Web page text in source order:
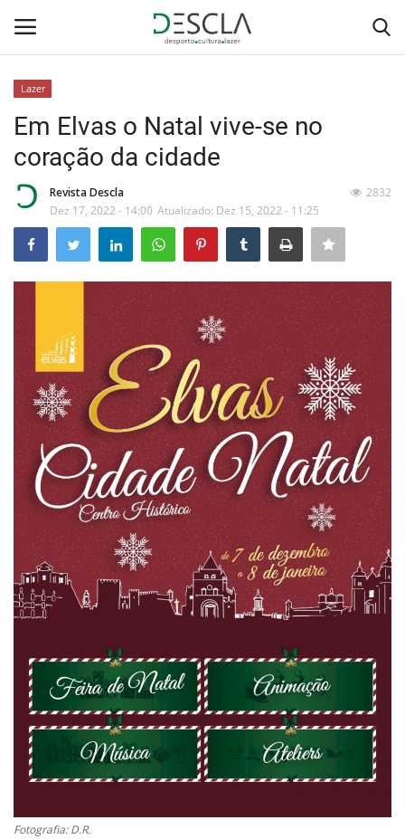
Home
...by Descla
Desporto
Contactos
Sobre Nós
Educação
Estatuto Editorial
Saúde
Ficha técnica
Cultura
Lazer
Ambiente
Lazer
Em Elvas o Natal vive-se no
coração da cidade
Revista Descla
Dez 17, 2022 - 14:00 Atualizado: Dez 15, 2022 - 11:25
2832
Fotografia: D.R.